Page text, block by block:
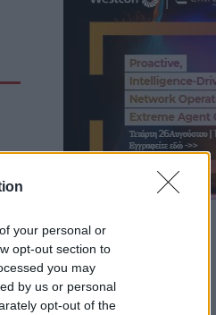
your personal or
opt-out section to
you may
by us or personal
opt-out of the